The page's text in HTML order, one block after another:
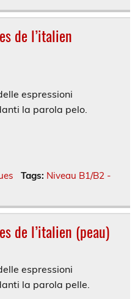
de l’italien
espressioni
la parola pelo.
Tags: Niveau B1/B2 -
de l’italien (peau)
espressioni
la parola pelle.